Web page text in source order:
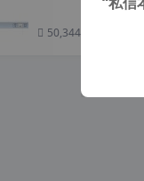
50,344 次浏览